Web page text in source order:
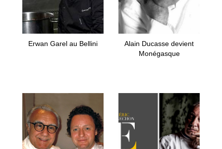
Erwan Garel au Bellini
Alain Ducasse devient
Monégasque